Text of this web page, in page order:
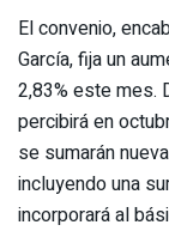
El convenio,
García, fija un
2,83% este mes.
percibirá en
se sumarán
incluyendo una
incorporará al